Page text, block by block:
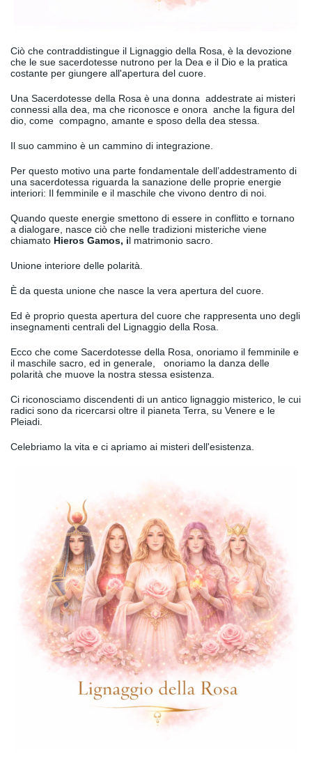
Ciò che contraddistingue il Lignaggio della Rosa, è la devozione
che le sue sacerdotesse nutrono per la Dea e il Dio e la pratica
costante per giungere all'apertura del cuore.
Una Sacerdotesse della Rosa è una donna addestrate ai misteri
connessi alla dea, ma che riconosce e onora anche la figura del
dio, come compagno, amante e sposo della dea stessa.
Il suo cammino è un cammino di integrazione.
Per questo motivo una parte fondamentale dell’addestramento di
una sacerdotessa riguarda la sanazione delle proprie energie
interiori: Il femminile e il maschile che vivono dentro di noi.
Quando queste energie smettono di essere in conflitto e tornano
a dialogare, nasce ciò che nelle tradizioni misteriche viene
chiamato Hieros Gamos, il matrimonio sacro.
Unione interiore delle polarità.
È da questa unione che nasce la vera apertura del cuore.
Ed è proprio questa apertura del cuore che rappresenta uno degli
insegnamenti centrali del Lignaggio della Rosa.
Ecco che come Sacerdotesse della Rosa, onoriamo il femminile e
il maschile sacro, ed in generale, onoriamo la danza delle
polarità che muove la nostra stessa esistenza.
Ci riconosciamo discendenti di un antico lignaggio misterico, le cui
radici sono da ricercarsi oltre il pianeta Terra, su Venere e le
Pleiadi.
Celebriamo la vita e ci apriamo ai misteri dell'esistenza.